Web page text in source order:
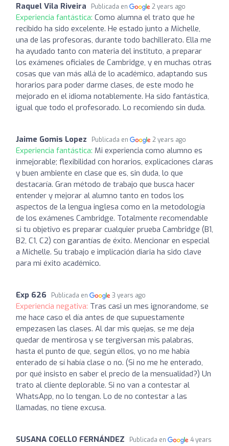
Raquel Vila Riveira Publicada en 2 years ago
Experiencia fantástica: Como alumna el trato que he
recibido ha sido excelente. He estado junto a Michelle,
una de las profesoras, durante todo bachillerato. Ella me
ha ayudado tanto con materia del instituto, a preparar
los exámenes oficiales de Cambridge, y en muchas otras
cosas que van más allá de lo académico, adaptando sus
horarios para poder darme clases, de este modo he
mejorado en el idioma notablemente. Ha sido fantástica,
igual que todo el profesorado. Lo recomiendo sin duda.
Jaime Gomis Lopez Publicada en 2 years ago
Experiencia fantástica: Mi experiencia como alumno es
inmejorable; flexibilidad con horarios, explicaciones claras
y buen ambiente en clase que es, sin duda, lo que
destacaría. Gran método de trabajo que busca hacer
entender y mejorar al alumno tanto en todos los
aspectos de la lengua inglesa como en la metodología
de los exámenes Cambridge. Totalmente recomendable
si tu objetivo es preparar cualquier prueba Cambridge (B1,
B2, C1, C2) con garantías de éxito. Mencionar en especial
a Michelle. Su trabajo e implicación diaria ha sido clave
para mi éxito académico.
Exp 626 Publicada en 3 years ago
Experiencia negativa: Tras casi un mes ignorandome, se
me hace caso el día antes de que supuestamente
empezasen las clases. Al dar mis quejas, se me deja
quedar de mentirosa y se tergiversan mis palabras,
hasta el punto de que, según ellos, yo no me había
enterado de sí había clase o no. (Si no me he enterado,
por qué insisto en saber el precio de la mensualidad?) Un
trato al cliente deplorable. Si no van a contestar al
WhatsApp, no lo tengan. Lo de no contestar a las
llamadas, no tiene excusa.
SUSANA COELLO FERNÁNDEZ Publicada en
4 years